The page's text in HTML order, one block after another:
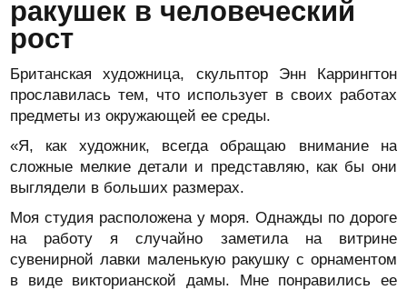
ракушек в человеческий
рост
Британская художница, скульптор Энн Каррингтон
прославилась тем, что использует в своих работах
предметы из окружающей ее среды.
«Я, как художник, всегда обращаю внимание на
сложные мелкие детали и представляю, как бы они
выглядели в больших размерах.
Моя студия расположена у моря. Однажды по дороге
на работу я случайно заметила на витрине
сувенирной лавки маленькую ракушку с орнаментом
в виде викторианской дамы. Мне понравились ее